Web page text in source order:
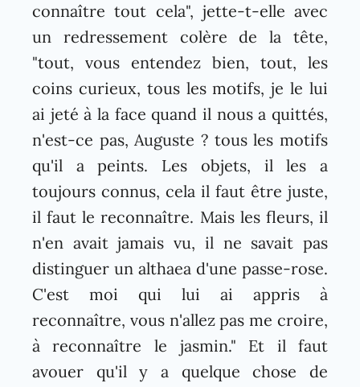
connaître tout cela", jette-t-elle avec
un redressement colère de la tête,
"tout, vous entendez bien, tout, les
coins curieux, tous les motifs, je le lui
ai jeté à la face quand il nous a quittés,
n'est-ce pas, Auguste ? tous les motifs
qu'il a peints. Les objets, il les a
toujours connus, cela il faut être juste,
il faut le reconnaître. Mais les fleurs, il
n'en avait jamais vu, il ne savait pas
distinguer un althaea d'une passe-rose.
C'est moi qui lui ai appris à
reconnaître, vous n'allez pas me croire,
à reconnaître le jasmin." Et il faut
avouer qu'il y a quelque chose de